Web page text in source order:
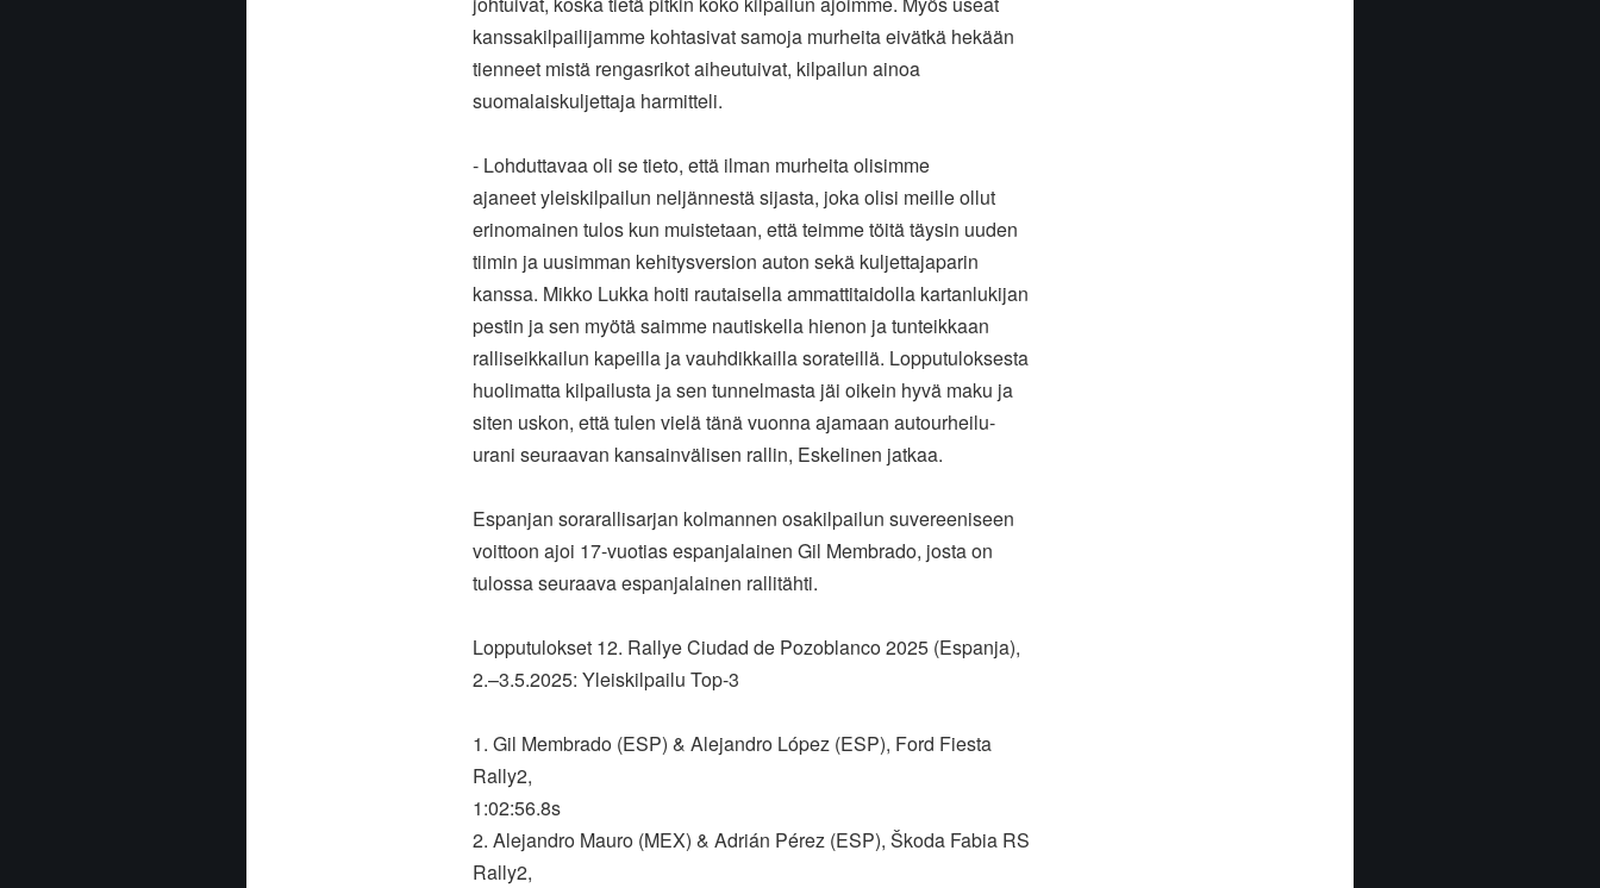
kanssakilpailijamme kohtasivat samoja murheita eivätkä hekään
tienneet mistä rengasrikot aiheutuivat, kilpailun ainoa
suomalaiskuljettaja harmitteli.
- Lohduttavaa oli se tieto, että ilman murheita olisimme
ajaneetyleiskilpailun neljännestä sijasta, joka olisi meille ollut
erinomainen tulos kun muistetaan, että teimme töitä täysin uuden
tiimin ja uusimman kehitysversion auton sekä kuljettajaparin
kanssa. Mikko Lukka hoiti rautaisella ammattitaidolla kartanlukijan
pestin ja sen myötä saimme nautiskella hienon ja tunteikkaan
ralliseikkailun kapeilla javauhdikkailla sorateillä. Lopputuloksesta
huolimatta kilpailusta ja sen tunnelmasta jäi oikein hyvä maku ja
siten uskon, että tulen vielä tänävuonna ajamaan autourheilu-
urani seuraavan kansainvälisen rallin, Eskelinen jatkaa.
Espanjan sorarallisarjan kolmannen osakilpailun suvereeniseen
voittoon ajoi 17-vuotias espanjalainen Gil Membrado, josta on
tulossa seuraavaespanjalainen rallitähti.
Lopputulokset 12. Rallye Ciudad de Pozoblanco 2025 (Espanja),
2.–3.5.2025: Yleiskilpailu Top-3
1. Gil Membrado (ESP) & Alejandro López (ESP), Ford Fiesta
Rally2,
1:02:56.8s
2. Alejandro Mauro (MEX) & Adrián Pérez (ESP), Škoda Fabia RS
Rally2,